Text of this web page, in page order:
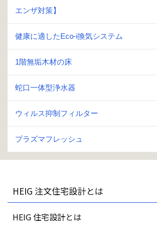
エンザ対策】
健康に適したEco-i換気システム
1階無垢木材の床
蛇口一体型浄水器
ウィルス抑制フィルター
プラズマフレッシュ
HEIG 注文住宅設計とは
HEIG 住宅設計とは